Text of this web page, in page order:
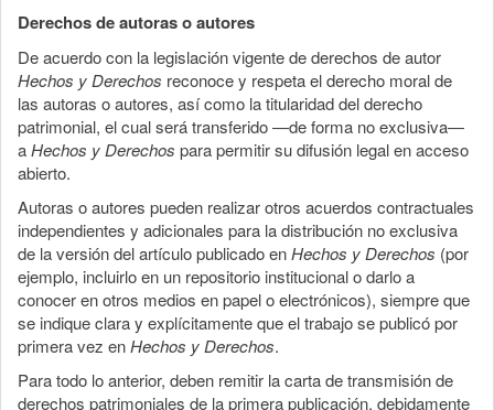
Derechos de autoras o autores
De acuerdo con la legislación vigente de derechos de autor
Hechos y Derechos reconoce y respeta el derecho moral de
las autoras o autores, así como la titularidad del derecho
patrimonial, el cual será transferido —de forma no exclusiva—
aHechos y Derechos para permitir su difusión legal en acceso
abierto.
Autoras o autores pueden realizar otros acuerdos contractuales
independientes y adicionales para la distribución no exclusiva
de la versión del artículo publicado enHechos y Derechos (por
ejemplo, incluirlo en un repositorio institucional o darlo a
conocer en otros medios en papel o electrónicos), siempre que
se indique clara y explícitamente que el trabajo se publicó por
primera vez enHechos y Derechos.
Para todo lo anterior, deben remitir la carta de transmisión de
derechos patrimoniales de la primera publicación, debidamente